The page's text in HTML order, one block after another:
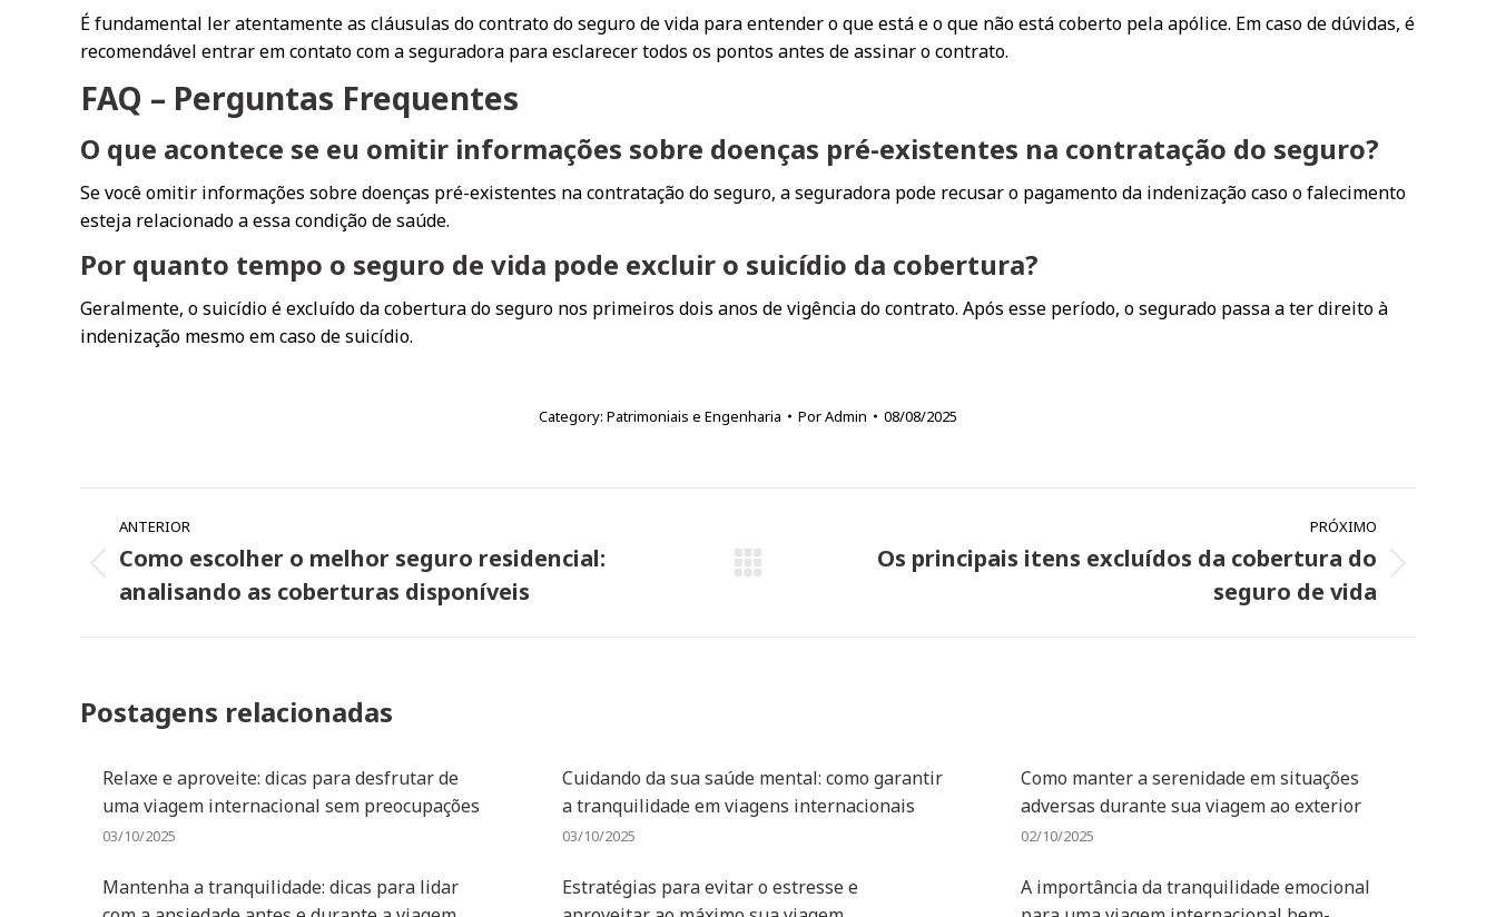
É fundamental ler atentamente as cláusulas do contrato do seguro de vida para entender o que está e o que não está coberto pela apólice. Em caso de dúvidas, é
recomendável entrar em contato com a seguradora para esclarecer todos os pontos antes de assinar o contrato.
FAQ – Perguntas Frequentes
O que acontece se eu omitir informações sobre doenças pré-existentes na contratação do seguro?
Se você omitir informações sobre doenças pré-existentes na contratação do seguro, a seguradora pode recusar o pagamento da indenização caso o falecimento
esteja relacionado a essa condição de saúde.
Por quanto tempo o seguro de vida pode excluir o suicídio da cobertura?
Geralmente, o suicídio é excluído da cobertura do seguro nos primeiros dois anos de vigência do contrato. Após esse período, o segurado passa a ter direito à
indenização mesmo em caso de suicídio.
Category: Patrimoniais e Engenharia PorAdmin 08/08/2025
de
post:
ANTERIOR
Post
anterior:
Como escolher o melhor seguro residencial:
analisando as coberturas disponíveis
PRÓXIMO
Os principais itens excluídos da cobertura do
seguro de vida
Postagens relacionadas
Relaxe e aproveite: dicas para desfrutar de
uma viagem internacional sem preocupações
03/10/2025
Cuidando da sua saúde mental: como garantir
a tranquilidade em viagens internacionais
03/10/2025
Como manter a serenidade em situações
adversas durante sua viagem ao exterior
02/10/2025
Mantenha a tranquilidade: dicas para lidar
Estratégias para evitar o estresse e
A importância da tranquilidade emocional